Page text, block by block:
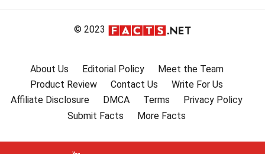
© 2023
About Us Editorial Policy
Meet the Team
Product Review
Contact Us
Write For Us
Affiliate Disclosure
DMCA Terms
Privacy Policy
Submit Facts
More Facts